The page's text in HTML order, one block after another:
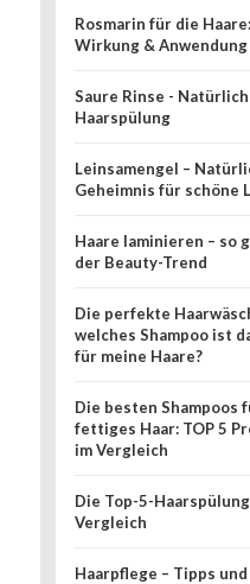
Rosmarin für die Haare:
Wirkung & Anwendung
Saure Rinse -
Haarspülung
Leinsamengel –
Geheimnis für schöne
Haare laminieren – so
der Beauty-Trend
Die perfekte
welches Shampoo ist
für meine Haare?
Die besten Shampoos
fettiges Haar: TOP 5
im Vergleich
Die Top-5-
Vergleich
Haarpflege – Tipps